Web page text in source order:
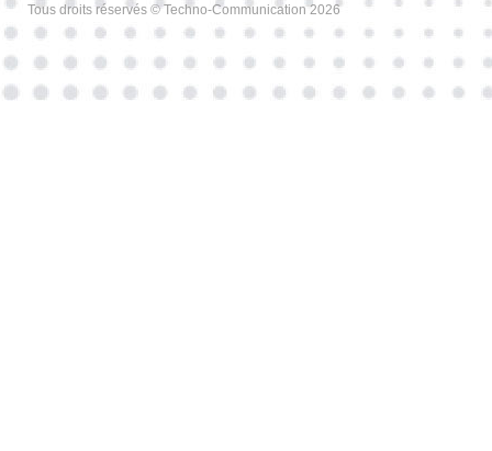
Tous droits réservés © Techno-Communication 2026